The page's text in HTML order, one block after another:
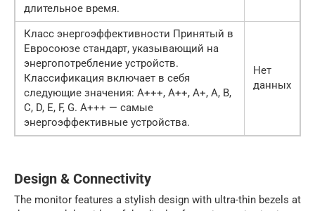
длительное время.
Класс энергоэффективности Принятый в
Евросоюзе стандарт, указывающий на
энергопотребление устройств.
Классификация включает в себя
следующие значения: A+++, A++, A+, A, B,
C, D, E, F, G. A+++ — самые
энергоэффективные устройства.
Нет
данных
Design & Connectivity
The monitor features a stylish design with ultra-thin bezels at